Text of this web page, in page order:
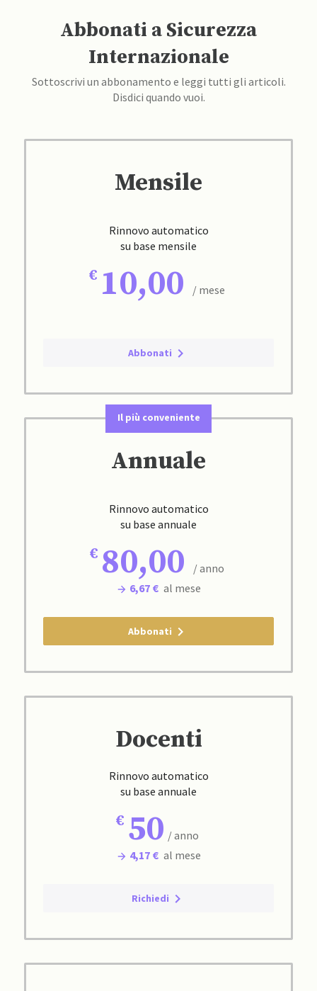
Abbonati a Sicurezza
Internazionale
Sottoscrivi un abbonamento e leggi tutti gli articoli.
Disdici quando vuoi.
Mensile
Rinnovo automatico
su base mensile
10,00 / mese
Abbonati
Il più conveniente
Annuale
Rinnovo automatico
su base annuale
80,00
/ anno
6,67 € al mese
Abbonati
Docenti
Rinnovo automatico
su base annuale
50 / anno
4,17 € al mese
Richiedi